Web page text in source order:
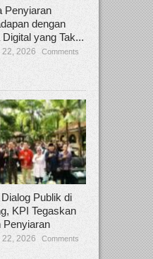
Irelly Menjadi Juri Open
08, 2025 Comments Off
Broadcastmagz – Dalam upaya
Penyiaran
dengan
Digital yang Tak...
22, 2026
Comments
Publik di
KPI Tegaskan
Penyiaran
22, 2026
Comments